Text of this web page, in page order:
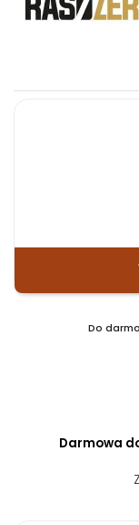
Do
Darmowa